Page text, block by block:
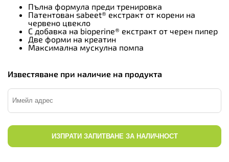
Пълна формула преди тренировка
Патентован sabeet® екстракт от корени на
червено цвекло
С добавка на bioperine® екстракт от черен пипер
Две форми на креатин
Максимална мускулна помпа
Известяване при наличие на продукта
ИЗПРАТИ ЗАПИТВАНЕ ЗА НАЛИЧНОСТ